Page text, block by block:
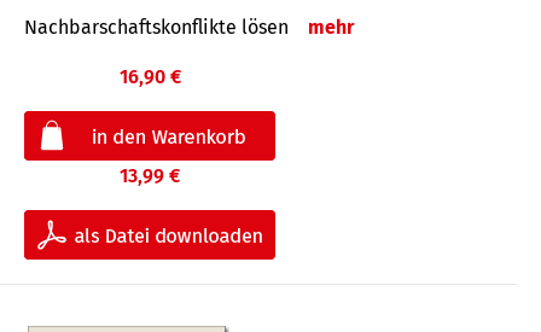
Nach­bar­schafts­konflikte lösen mehr
16,90 €
13,99 €